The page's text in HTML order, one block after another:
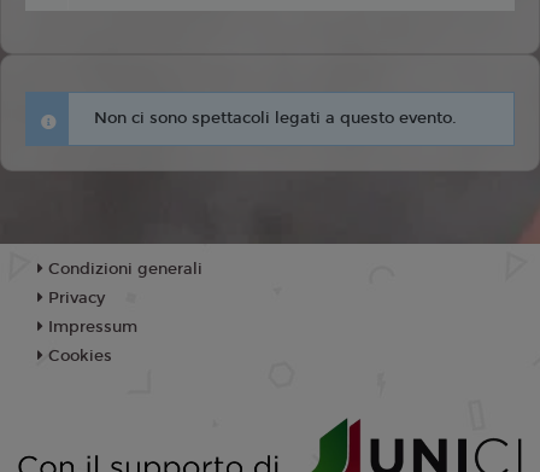
Non ci sono spettacoli legati a questo evento.
Condizioni generali
Privacy
Impressum
Cookies